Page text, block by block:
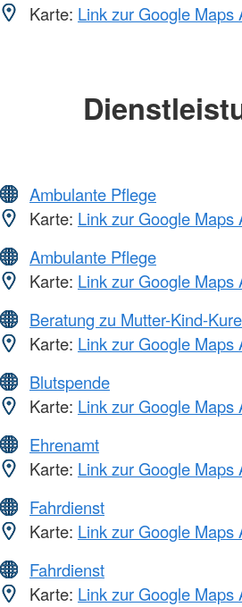
Karte: Link zur Google Maps
Ambulante Pflege
Karte: Link zur Google Maps
Ambulante Pflege
Karte: Link zur Google Maps
Beratung zu Mutter-Kind-
Karte: Link zur Google Maps
Blutspende
Karte: Link zur Google Maps
Ehrenamt
Karte: Link zur Google Maps
Fahrdienst
Karte: Link zur Google Maps
Fahrdienst
Karte: Link zur Google Maps